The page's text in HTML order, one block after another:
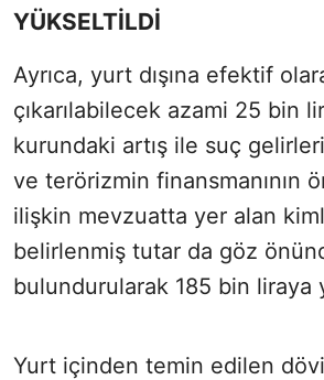
YÜKSELTİLDİ
Ayrıca, yurt dışına efektif
çıkarılabilecek azami 25 bin
kurundaki artış ile suç
ve terörizmin finansmanının
ilişkin mevzuatta yer alan
belirlenmiş tutar da göz
bulundurularak 185 bin liraya
Yurt içinden temin edilen